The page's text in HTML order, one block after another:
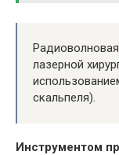
лазерной
скальпеля).
Инструментом